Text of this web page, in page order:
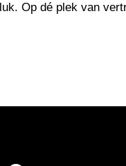
Op dé plek van